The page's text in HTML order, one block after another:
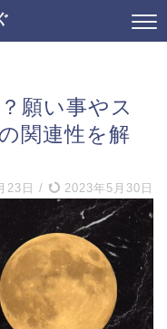
願い事やス
関連性を解
23日 / 2023年5月30日